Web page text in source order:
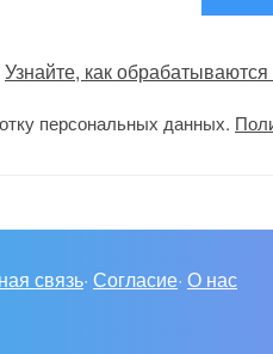
Узнайте, как
персональных данных.
связь· Согласие· О нас